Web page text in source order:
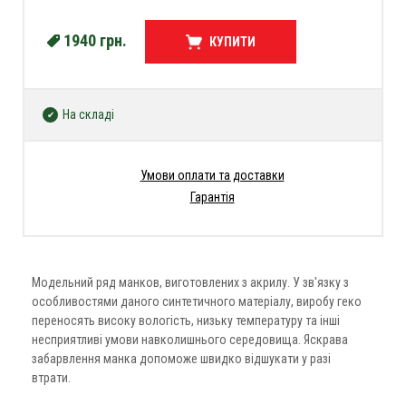
Модельний ряд манков, виготовлених з акрилу. У зв'язку з
особливостями даного синтетичного матеріалу, виробу геко
переносять високу вологість, низьку температуру та інші
несприятливі умови навколишнього середовища. Яскрава
забарвлення манка допоможе швидко відшукати у разі
втрати.
1940 грн. КУПИТИ
На складі
Умови оплати та доставки
Гарантія